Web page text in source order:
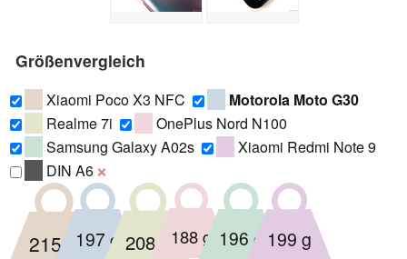
Größenvergleich
Xiaomi Poco X3 NFC
Motorola Moto G30
Realme 7i
OnePlus Nord N100
Samsung Galaxy A02s
Xiaomi Redmi Note 9
DIN A6 ❌
215 g197 g 208 g 188 g 196 g 199 g